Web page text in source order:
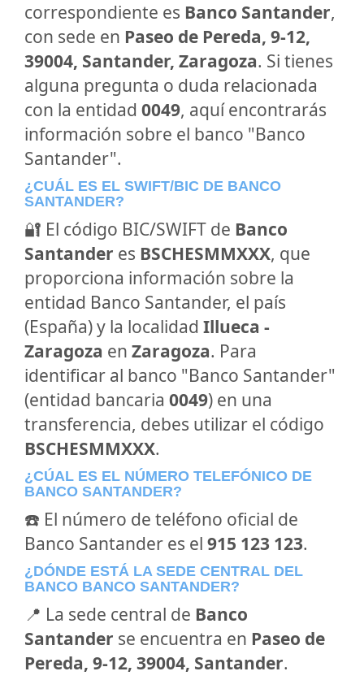
correspondiente es Banco Santander,
con sede en Paseo de Pereda, 9-12,
39004, Santander, Zaragoza. Si tienes
alguna pregunta o duda relacionada
con la entidad 0049, aquí encontrarás
información sobre el banco "Banco
Santander".
¿CUÁL ES EL SWIFT/BIC DE BANCO
SANTANDER?
🔐 El código BIC/SWIFT de Banco
Santander es BSCHESMMXXX, que
proporciona información sobre la
entidad Banco Santander, el país
(España) y la localidad Illueca -
Zaragoza en Zaragoza. Para
identificar al banco "Banco Santander"
(entidad bancaria 0049) en una
transferencia, debes utilizar el código
BSCHESMMXXX.
¿CÚAL ES EL NÚMERO TELEFÓNICO DE
BANCO SANTANDER?
☎️ El número de teléfono oficial de
Banco Santander es el 915 123 123.
¿DÓNDE ESTÁ LA SEDE CENTRAL DEL
BANCO BANCO SANTANDER?
📍 La sede central de Banco
Santander se encuentra en Paseo de
Pereda, 9-12, 39004, Santander.